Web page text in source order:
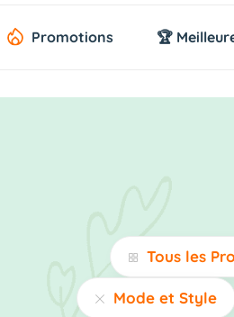
Promotions 🏆
Tous les
Mode et Style